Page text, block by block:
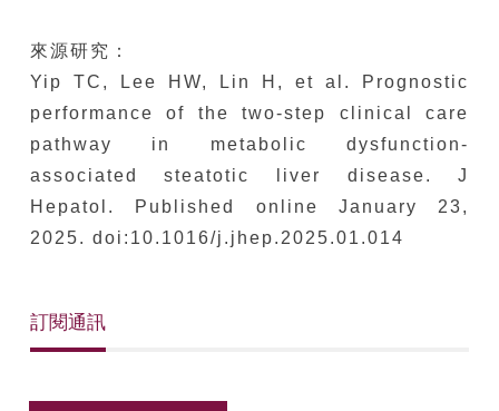
來源研究：
Yip TC, Lee HW, Lin H, et al. Prognostic
performance of the two-step clinical care
pathway in metabolic dysfunction-
associated steatotic liver disease. J
Hepatol. Published online January 23,
2025. doi:10.1016/j.jhep.2025.01.014
訂閱通訊